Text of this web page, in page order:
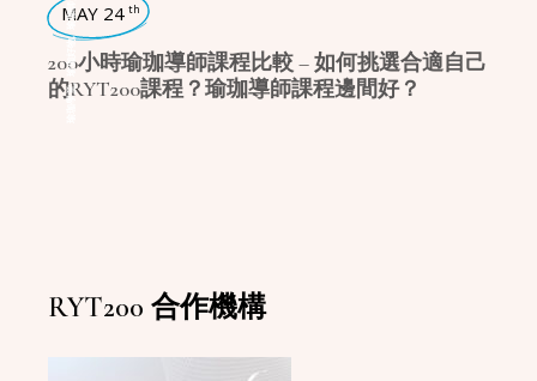
RYT200 合作機構
瑜珈學堂
,
瑜珈好物
,
瑜珈師資
MAY 24 th
200小時瑜珈導師課程比較 – 如何挑選合適自己
的RYT200課程？瑜珈導師課程邊間好？